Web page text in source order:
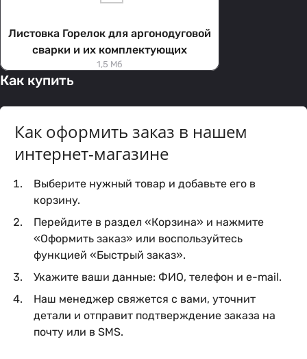
Листовка Горелок для аргонодуговой
сварки и их комплектующих
1,5 Мб
Как купить
Как оформить заказ в нашем
интернет-магазине
Выберите нужный товар и добавьте его в
корзину.
Перейдите в раздел «Корзина» и нажмите
«Оформить заказ» или воспользуйтесь
функцией «Быстрый заказ».
Укажите ваши данные: ФИО, телефон и e-mail.
Наш менеджер свяжется с вами, уточнит
детали и отправит подтверждение заказа на
почту или в SMS.